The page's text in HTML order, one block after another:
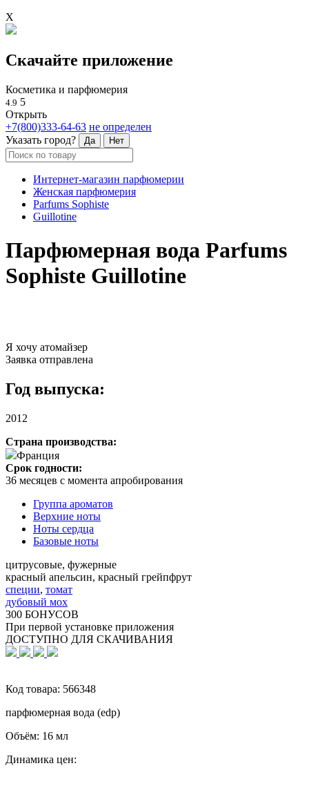
X
Скачайте приложение
Косметика и парфюмерия
4.9 5
Открыть
+7(800)333-64-63 не определен
Указать город?
Да Нет
Интернет-магазин парфюмерии
Женская парфюмерия
Parfums Sophiste
Guillotine
Парфюмерная вода Parfums
Sophiste Guillotine
Я хочу атомайзер
Заявка отправлена
Год выпуска:
2012
Страна производства:
Франция
Срок годности:
36 месяцев с момента апробирования
Группа ароматов
Верхние ноты
Ноты сердца
Базовые ноты
цитрусовые, фужерные
красный апельсин, красный грейпфрут
специи, томат
дубовый мох
300 БОНУСОВ
При первой установке приложения
ДОСТУПНО ДЛЯ СКАЧИВАНИЯ
Код товара: 566348
парфюмерная вода (edp)
Объём: 16 мл
Динамика цен: